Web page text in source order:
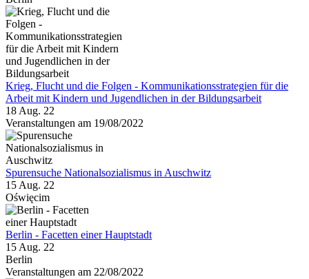
Krieg, Flucht und die Folgen - Kommunikationsstrategien für die
Arbeit mit Kindern und Jugendlichen in der Bildungsarbeit
18 Aug. 22
Veranstaltungen am 19/08/2022
Spurensuche Nationalsozialismus in Auschwitz
15 Aug. 22
Oświęcim
Berlin - Facetten einer Hauptstadt
15 Aug. 22
Berlin
Veranstaltungen am 22/08/2022